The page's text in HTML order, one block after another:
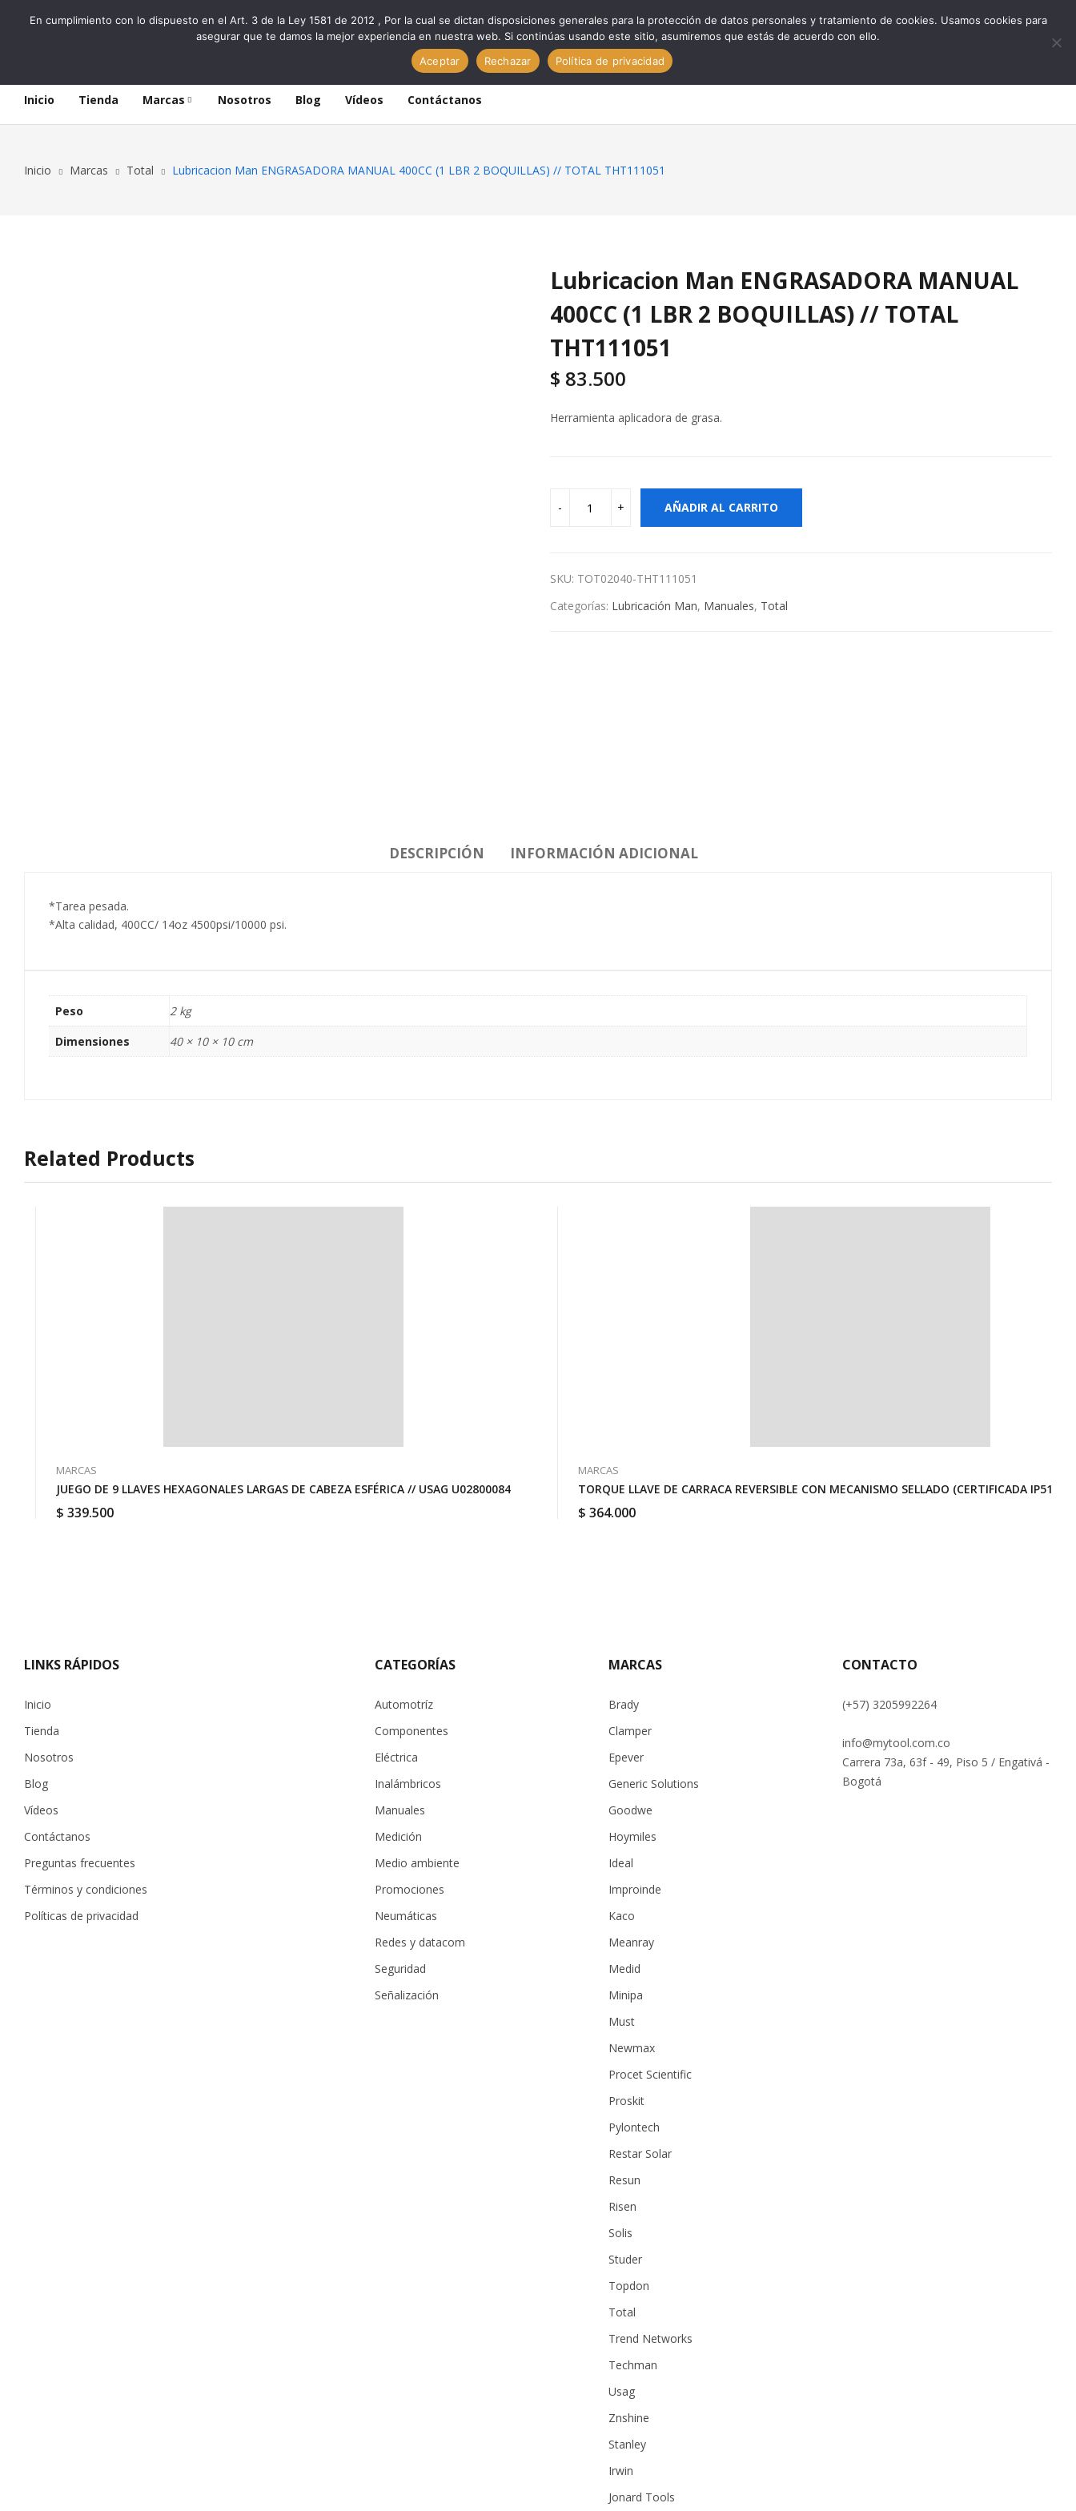
0
Inicio Tienda Marcas Nosotros Blog Vídeos Contáctanos
Inicio Marcas Total Lubricacion Man ENGRASADORA MANUAL 400CC (1 LBR 2 BOQUILLAS) // TOTAL THT111051
Lubricacion Man ENGRASADORA MANUAL
400CC (1 LBR 2 BOQUILLAS) // TOTAL
THT111051
$ 83.500
Herramienta aplicadora de grasa.
AÑADIR AL CARRITO
SKU: TOT02040-THT111051
Categorías: Lubricación Man, Manuales, Total
DESCRIPCIÓN INFORMACIÓN ADICIONAL
*Tarea pesada.
*Alta calidad, 400CC/ 14oz 4500psi/10000 psi.
Peso
2 kg
Dimensiones
40 × 10 × 10 cm
Related Products
MARCAS
JUEGO DE 9 LLAVES HEXAGONALES LARGAS DE CABEZA ESFÉRICA // USAG U02800084
$ 339.500
MARCAS
TORQUE LLAVE DE CARRACA REVERSIBLE CON MECANISMO SELLADO (CERTIFICADA IP51) //
$ 364.000
LINKS RÁPIDOS
Inicio
Tienda
Nosotros
Blog
Vídeos
Contáctanos
Preguntas frecuentes
Términos y condiciones
Políticas de privacidad
CATEGORÍAS
Automotríz
Componentes
Eléctrica
Inalámbricos
Manuales
Medición
Medio ambiente
Promociones
Neumáticas
Redes y datacom
Seguridad
Señalización
MARCAS
Brady
Clamper
Epever
Generic Solutions
Goodwe
Hoymiles
Ideal
Improinde
Kaco
Meanray
Medid
Minipa
Must
Newmax
Procet Scientific
Proskit
Pylontech
Restar Solar
Resun
Risen
Solis
Studer
Topdon
Total
Trend Networks
Techman
Usag
Znshine
Stanley
Irwin
Jonard Tools
CONTACTO
(+57) 3205992264
info@mytool.com.co
Carrera 73a, 63f - 49, Piso 5 / Engativá -
Bogotá
En cumplimiento con lo dispuesto en el Art. 3 de la Ley 1581 de 2012 , Por la cual se dictan disposiciones generales para la protección de datos personales y tratamiento de cookies. Usamos cookies para
asegurar que te damos la mejor experiencia en nuestra web. Si continúas usando este sitio, asumiremos que estás de acuerdo con ello.
Aceptar
Rechazar Política de privacidad